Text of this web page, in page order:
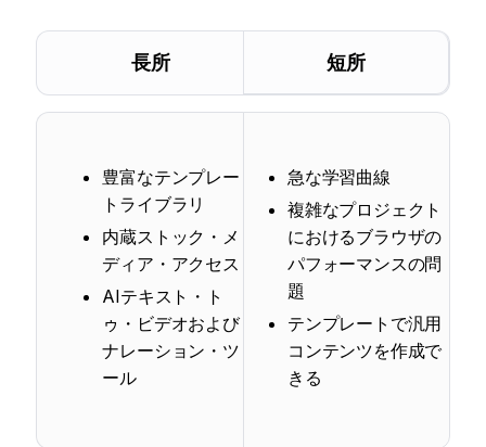
長所 短所
豊富なテンプレー
トライブラリ
内蔵ストック・メ
ディア・アクセス
AIテキスト・ト
ゥ・ビデオおよび
ナレーション・ツ
ール
急な学習曲線
複雑なプロジェクト
におけるブラウザの
パフォーマンスの問
題
テンプレートで汎用
コンテンツを作成で
きる